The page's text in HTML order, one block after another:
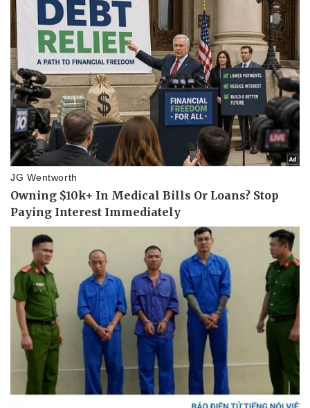
Văn hóa
Sân khấu - Điện ảnh
Văn học
Âm nhạc
Di sản
Giải trí
Nghệ sĩ
Thời trang
Sao Việt